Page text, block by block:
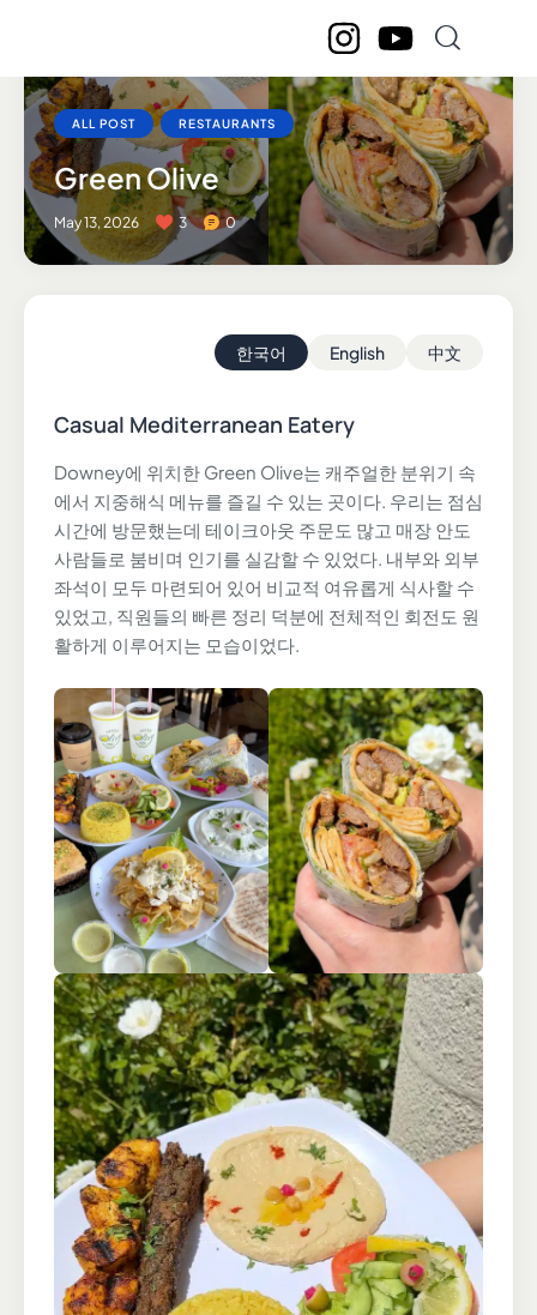
ALL POST RESTAURANTS
Green Olive
May 13, 2026 3 0
한국어 English 中文
Casual Mediterranean Eatery
Downey에 위치한 Green Olive는 캐주얼한 분위기 속
에서 지중해식 메뉴를 즐길 수 있는 곳이다. 우리는 점심
시간에 방문했는데 테이크아웃 주문도 많고 매장 안도
사람들로 붐비며 인기를 실감할 수 있었다. 내부와 외부
좌석이 모두 마련되어 있어 비교적 여유롭게 식사할 수
있었고, 직원들의 빠른 정리 덕분에 전체적인 회전도 원
활하게 이루어지는 모습이었다.